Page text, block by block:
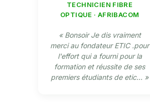
TECHNICIEN FIBRE
OPTIQUE · AFRIBACOM
« Bonsoir Je dis vraiment
merci au fondateur ETIC .pour
l'effort qui a fourni pour la
formation et réussite de ses
premiers étudiants de etic... »